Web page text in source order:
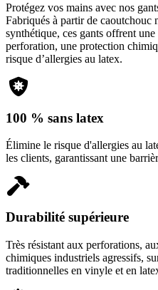
Protégez vos mains avec nos
Fabriqués à partir de
synthétique, ces gants offrent
perforation, une protection
risque d’allergies au latex.
100 % sans latex
Élimine le risque d'allergies au
les clients, garantissant une
Durabilité supérieure
Très résistant aux perforations,
chimiques industriels agressifs,
traditionnelles en vinyle et en